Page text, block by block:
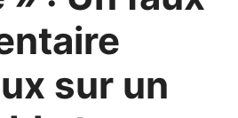
sur un